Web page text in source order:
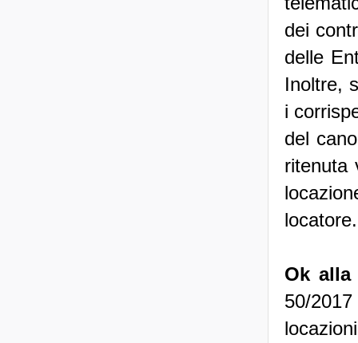
dei
delle
Inoltre,
i
del
ritenuta
Ok
50/